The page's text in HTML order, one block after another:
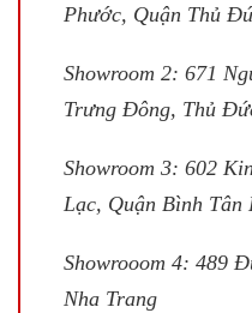
Phước, Quận Thủ
Showroom 2: 671
Trưng Đông, Thủ
Showroom 3: 602
Lạc, Quận Bình Tân
Showrooom 4: 489
Nha Trang